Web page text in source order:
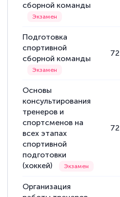
сборной команды
Подготовка
спортивной
сборной команды
72
Основы
консультирования
тренеров и
спортсменов на
всех этапах
спортивной
подготовки
(хоккей)
72
Организация